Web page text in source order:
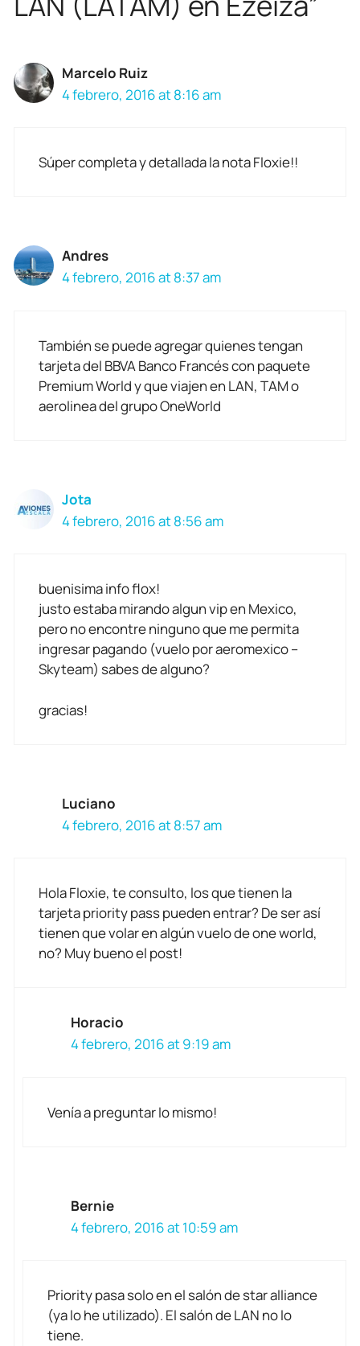
Marcelo Ruiz
4 febrero, 2016 at 8:16 am
Súper completa y detallada la nota Floxie!!
Andres
4 febrero, 2016 at 8:37 am
También se puede agregar quienes tengan
tarjeta del BBVA Banco Francés con paquete
Premium World y que viajen en LAN, TAM o
aerolinea del grupo OneWorld
Jota
4 febrero, 2016 at 8:56 am
buenisima info flox!
justo estaba mirando algun vip en Mexico,
pero no encontre ninguno que me permita
ingresar pagando (vuelo por aeromexico –
Skyteam) sabes de alguno?
gracias!
Luciano
4 febrero, 2016 at 8:57 am
Hola Floxie, te consulto, los que tienen la
tarjeta priority pass pueden entrar? De ser así
tienen que volar en algún vuelo de one world,
no? Muy bueno el post!
Horacio
4 febrero, 2016 at 9:19 am
Venía a preguntar lo mismo!
Bernie
4 febrero, 2016 at 10:59 am
Priority pasa solo en el salón de star alliance
(ya lo he utilizado). El salón de LAN no lo
tiene.